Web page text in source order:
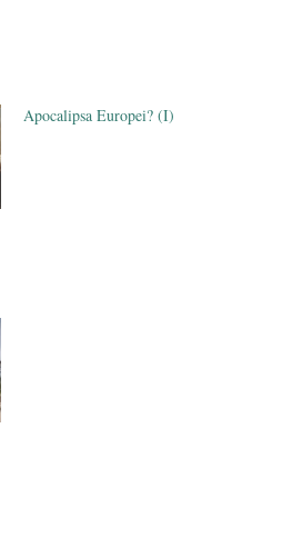
Franco (1892-1975)
Apocalipsa Europei? (I)